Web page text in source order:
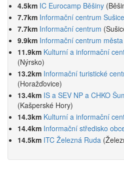
4.5km IC Eurocamp Běšiny
7.7km Informační centrum Sušice
7.7km Informační centrum
9.9km Informační centrum
11.9km Kulturní a informační
(Nýrsko)
13.2km Informační turistické
(Horažďovice)
13.4km IS a SEV NP a CHKO
(Kašperské Hory)
14.3km Kulturní a informační
14.4km Informační středisko
14.5km ITC Železná Ruda